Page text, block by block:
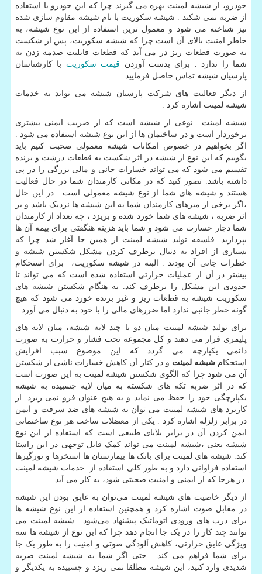
خودرو، از شیشه لمینت بهره می گیرند چرا که این خودرو با استفاده
از ضربه نمی شکند . شیشه سکوریت با نام شیشه مقاوم سازی شده
نیز شناخته می شود و معمول ترین استفاده از این نوع شیشه، به
خاطر امنیت بالای آن است چرا که شیشه سکوریت، پس از شکست
به صورت قطعات ریز در می آید که قطعات قابلیت صدمه زدن به
شما را ندارد . برای بدست آوردن قیمت سکوریت با کارشناسان
پارسیان شیشه تماس حاصل فرمایید .
از دیگر فعالیت های شرکت پارسیان شیشه می تواند به خدمات
شیشه لمینت اشاره کرد .
شیشه لمینت نوعی از شیشه است که از ضریب ایمنی بیشتری
برخوردار است و در ساختمان ها از این نوع شیشه استفاده می شود .
اگر بخواهیم در خصوص امکانات شیشه معمولی صحبت کنیم باید
بگوییم که این نوع از شیشه در اثر شکست به قطعات درشت و برنده
تقسیم می شود که می تواند خسارات جانی و مالی بزرگی را در پی
داشته باشد. تصور کنید که در مکانی کارمندان شما در حال فعالیت
هستند و شیشه های شما از نوع شیشه معمولی است . در این حال
،اگر برخی از میزهای کارمندان شما به این شیشه ها نزدیک باشد و بر
اثر ضربه ، شیشه های شما خورد شده و بریزد ، چه تعداد از کارمندان
شما دچار خسارت می شود و شما باید هزینه هنگفتی برای بیمه آن ها
بپردازید. فلسفه تولید شیشه لمینت از همین جا آغاز شد چرا که
بسیاری از افراد به دنبال برطرف کردن مشکل شکستن شیشه و
خطرات جانی آن بودند . البته در شیشه سکوریت، برای استحکام
بیشتر در آن از عملیات حرارتی استفاده شده است که می تواند تا
حدودی این مشکل را برطرف کند. به هنگام شکستن شیشه های
سکوریت شیشه به قطعات ریز و غیر برنده خورد می شود که هیچ
گونه خطر جانبی ندارد اما ضررهای مالی را با خود به دنبال می آورد .
برای تولید شیشه لمینت میان دو یا چند لایه شیشه، میان لایه های
پلیمری قرار می دهند و کل مجموعه تحت فشار و حرارت به صورت
دائمی یکپارچه می گردد که این موضوع سبب افزایش
استحکامشیشه لمینت و در کنار آن کاهش خسارات ناشی از شکستن
آن می شود چرا که الگوی شکستن شیشه لمینت به این صورت است
که در اثر ضربه تکه های شکسته به میان لایه چسبیده به شیشه
یکپارچگی خود را حفظ می نماید و به هیچ عنوان فرو نمی ریزد .از
کاربرد های شیشه لمینت می توان به شیشه های ضد سرقت و ایمن
در برابر زلزله اشاره کرد . یکی از معضلات ساخت هر نوع ساختمانی
ایمن کردن آن در برابر بلایای طبیعی است که استفاده از این نوع
شیشه یعنی ،شیشه لمینت می تواند کمک قابل توجهی در این راستا
کند. شیشه های لمینت برای بانک ها بیمارستان ها استخرها و نورگیرها
استفاده فراوانی دارد و به طور کلی استفاده از خدمات شیشه لمینت
در هرجا که از ایمنی و امنیت صحبتی شود، به کار می آید.
از دیگر خاصیت های شیشه لمینت می‌توان به عایق بودن این شیشه
در مقابل صوت اشاره کرد و همچنین استفاده از این نوع شیشه ها
برای درب های ورودی اتوماتیک پیشنهاد می‌شود . شیشه لمینت می
توانند چند کار را در یک جا انجام دهد چرا که این نوع از شیشه ها سه
ویژگی عایق حرارتی، کاهش آلودگی صوتی و امنیت را به طور یک جا
برای شما فراهم می کند . حتی اگر شما به شیشه لمینت ضربه
شدیدی وارد کنید، این شیشه مطلقا نمی ریزد و چسبیده به یکدیگر و